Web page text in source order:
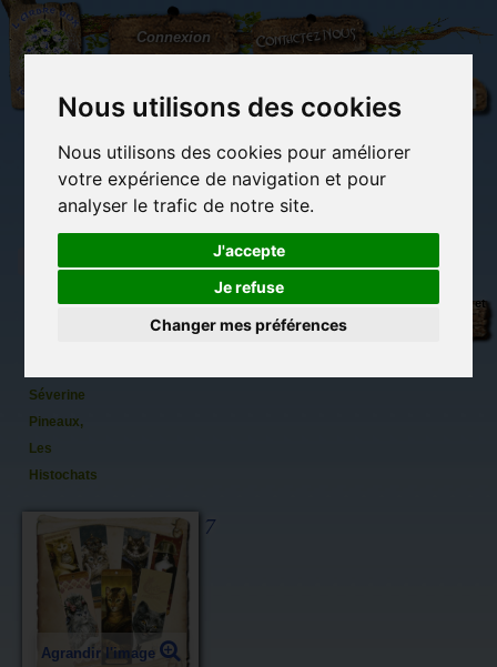
Nous utilisons des cookies
Nous utilisons des cookies pour améliorer
votre expérience de navigation et pour
analyser le trafic de notre site.
J'accepte
Je refuse
Changer mes préférences
L'Arbre
aux
100.000
Connexion Contactez-nous
(vide)
Librairie des
Carterie
originale
Activités
détente et jeux
Objets déco et
Séverine
Pineaux,
Les
Histochats
Agrandir l'image
7